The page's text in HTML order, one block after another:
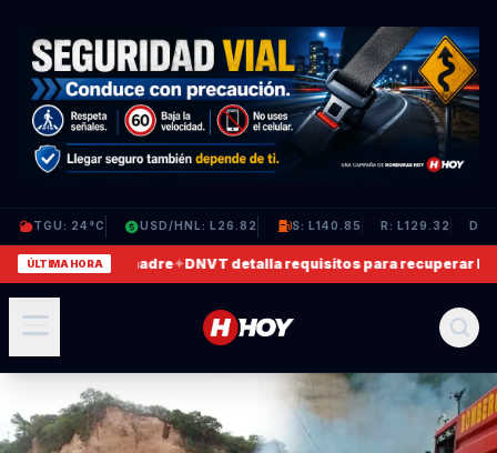
TGU: 24°C USD/HNL: L26.82 S: L140.85 R: L129.32 D:
ÚLTIMA HORA
a su madre DNVT detalla requisitos para recuperar